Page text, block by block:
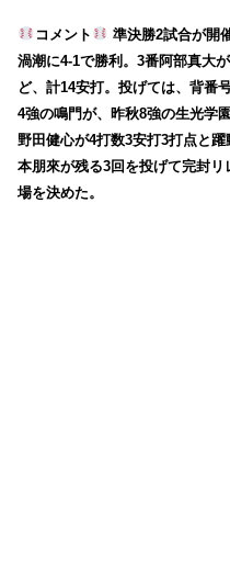
コメント
準決勝2試合が開
渦潮に4-1で勝利。3番阿部真大
ど、計14安打。投げては、背番
4強の鳴門が、昨秋8強の生光学
野田健心が4打数3安打3打点と
本朋來が残る3回を投げて完封
場を決めた。